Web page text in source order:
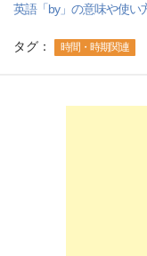
英語「by」の意味や使い
タグ： 時間・時期関連